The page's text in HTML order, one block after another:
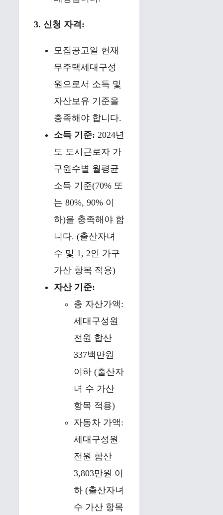
3. 신청 자격:
모집공고일 현재
무주택세대구성
원으로서 소득 및
자산보유 기준을
충족해야 합니다.
소득 기준: 2024년
도 도시근로자 가
구원수별 월평균
소득 기준(70% 또
는 80%, 90% 이
하)을 충족해야 합
니다. (출산자녀
수 및 1, 2인 가구
가산 항목 적용)
자산 기준:
총 자산가액:
세대구성원
전원 합산
337백만원
이하 (출산자
녀 수 가산
항목 적용)
자동차 가액:
세대구성원
전원 합산
3,803만원 이
하 (출산자녀
수 가산 항목